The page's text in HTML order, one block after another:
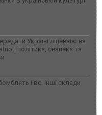
Україні ліцензію на
політика, безпека та
і всі інші склади